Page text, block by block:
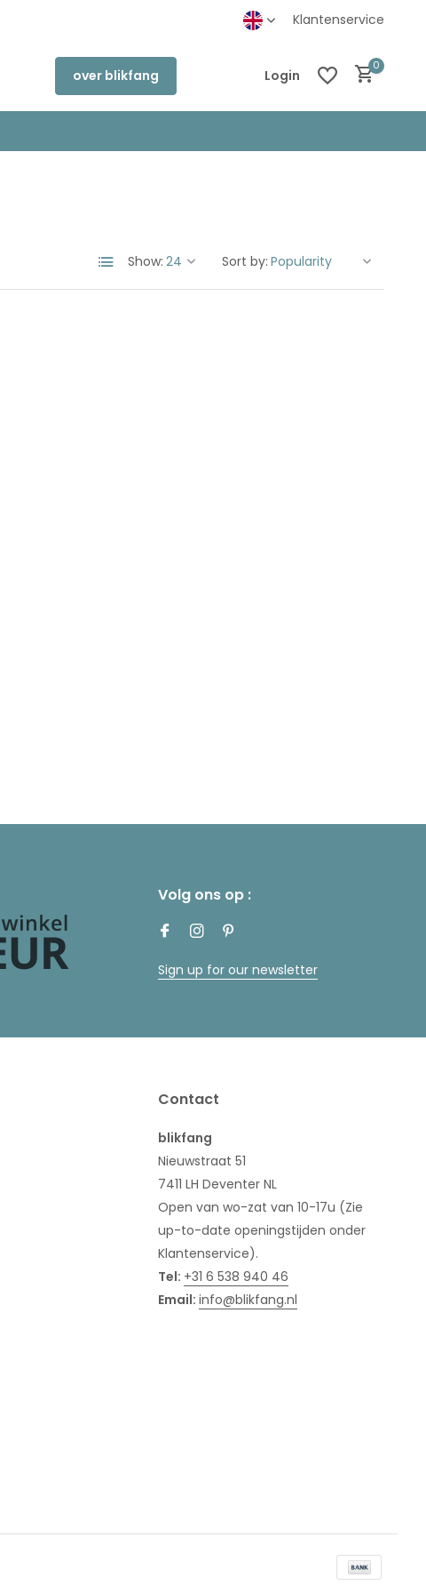
Klantenservice
over blikfang Login
0
Show: Sort by:
Volg ons op :
Sign up for our newsletter
Contact
blikfang
Nieuwstraat 51
7411 LH Deventer NL
Open van wo-zat van 10-17u (Zie
up-to-date openingstijden onder
Klantenservice).
Tel: +31 6 538 940 46
Email: info@blikfang.nl